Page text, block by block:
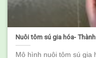
Nuôi tôm sú gia hóa-
Mô hình nuôi tôm sú gia